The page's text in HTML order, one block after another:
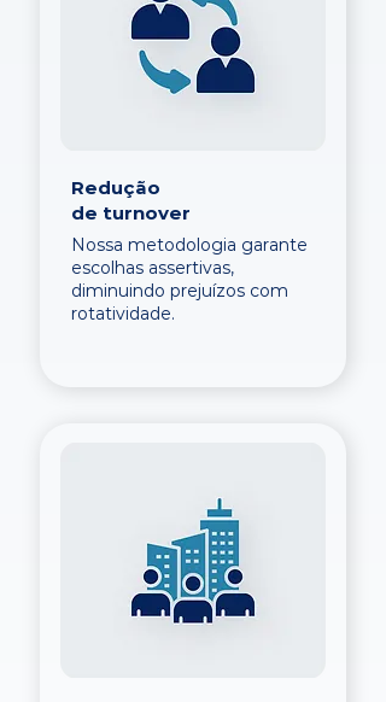
Redução
de turnover
Nossa metodologia garante
escolhas assertivas,
diminuindo prejuízos com
rotatividade.